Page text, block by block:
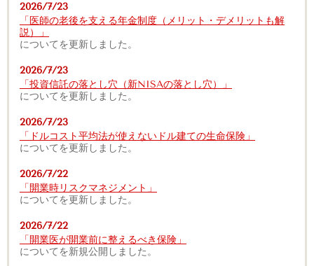
2026/7/23
「医師の老後を支える年金制度（メリット・デメリットも解
説）」
についてを更新しました。
2026/7/23
「投資信託の落とし穴（新NISAの落とし穴）」
についてを更新しました。
2026/7/23
「ドルコスト平均法が使えないドル建ての生命保険」
についてを更新しました。
2026/7/22
「開業時リスクマネジメント」
についてを更新しました。
2026/7/22
「開業医が開業前に整えるべき保険」
についてを新規公開しました。